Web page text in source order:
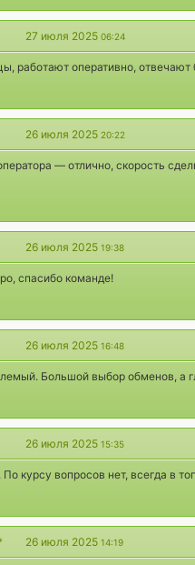
27 июля 2025 06:24
работают оперативно, отвечают
26 июля 2025 20:22
— отлично, скорость
26 июля 2025 19:38
спасибо команде!
26 июля 2025 16:48
Большой выбор обменов, а
26 июля 2025 15:35
курсу вопросов нет, всегда в
26 июля 2025 14:19